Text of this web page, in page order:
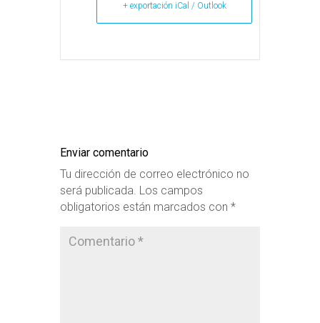
+ exportación iCal / Outlook
Enviar comentario
Tu dirección de correo electrónico no
será publicada. Los campos
obligatorios están marcados con *